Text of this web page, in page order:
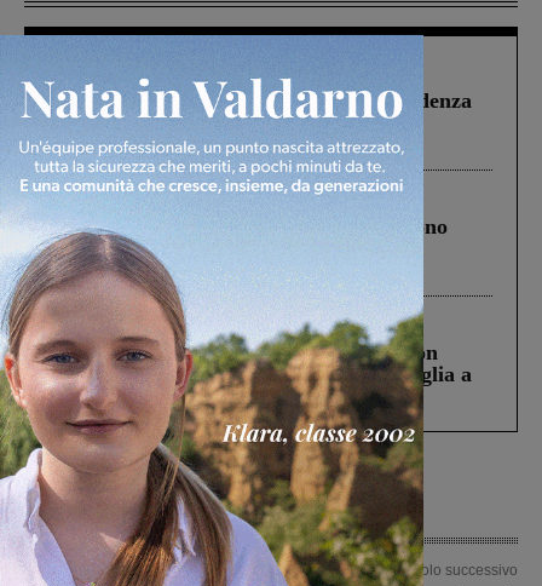
Figline Incisa Valdarno
Piscina di Figline finanziata oltre la scadenza
Pnrr, il gruppo di Fratelli d’Italia: “Un
ringraziamento al Governo”
Cronaca 4 Agosto 2026
Un anno fa la strage in A1 in cui morirono
Gianni, Giulia e Franco. Lo schianto, il
processo, lo stop ai sorpassi fra tir....
Cronaca 3 Agosto 2026
Scomparso da una struttura di Castiglion
Fiorentino l’uomo che aveva ucciso la figlia a
Levane nel 2020
Articolo precedente
Articolo successivo